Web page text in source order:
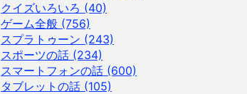
クイズいろいろ (40)
ゲーム全般 (756)
スプラトゥーン (243)
スポーツの話 (234)
スマートフォンの話 (600)
タブレットの話 (105)